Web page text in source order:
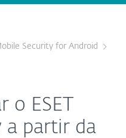
Security for Android
o ESET
a partir da